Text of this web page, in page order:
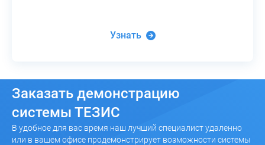
Узнать
Заказать демонстрацию
системы ТЕЗИС
В удобное для вас время наш лучший специалист удаленно
или в вашем офисе продемонстрирует возможности системы